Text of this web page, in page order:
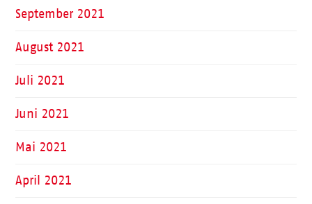
September 2021
August 2021
Juli 2021
Juni 2021
Mai 2021
April 2021